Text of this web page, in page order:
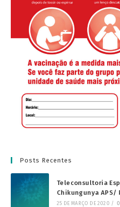
Posts Recentes
Teleconsultoria
Chikungunya APS/
25 DE MARÇO DE 2020 /